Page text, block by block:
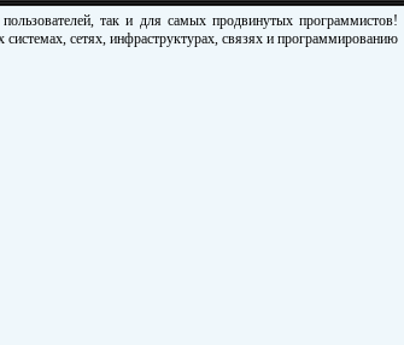
так и для самых продвинутых программистов!
сетях, инфраструктурах, связях и программированию